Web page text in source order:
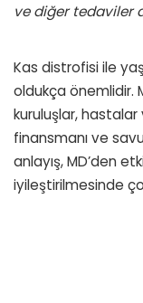
ve diğer tedaviler
Kas distrofisi ile
oldukça önemlidir.
kuruluşlar, hastalar
finansmanı ve
anlayış, MD’den
iyileştirilmesinde